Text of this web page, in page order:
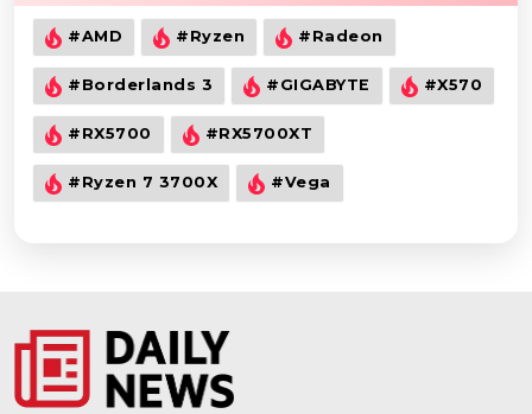
#AMD #Ryzen #Radeon
#Borderlands 3 #GIGABYTE #X570
#RX5700 #RX5700XT
#Ryzen 7 3700X #Vega